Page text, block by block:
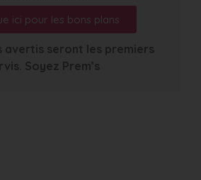
ici pour les bons plans
avertis seront les premiers
Soyez Prem’s